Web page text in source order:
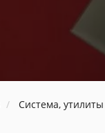
Система, утилиты